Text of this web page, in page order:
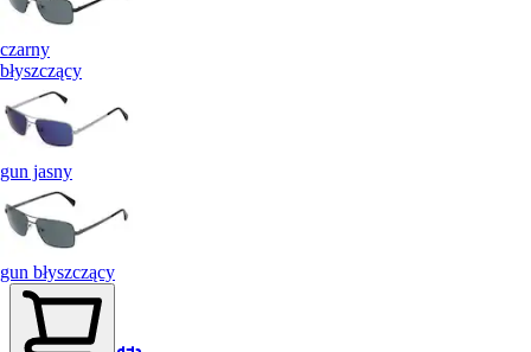
czarny
błyszczący
gun jasny
gun błyszczący